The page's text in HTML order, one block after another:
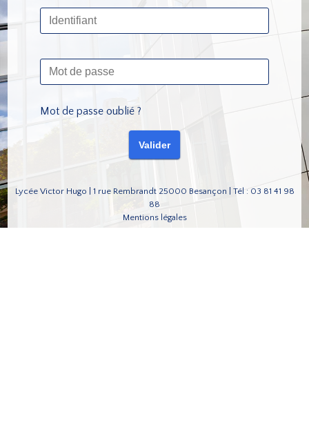
Mot de passe oublié ?
Lycée Victor Hugo | 1 rue Rembrandt 25000 Besançon | Tél : 03 81 41 98
88
Mentions légales